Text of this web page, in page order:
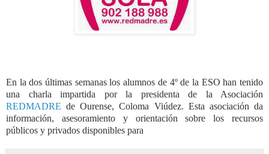
En la dos últimas semanas los alumnos de 4º de la ESO han tenido
una charla impartida por la presidenta de la Asociación
REDMADRE de Ourense, Coloma Viúdez. Esta asociación da
información, asesoramiento y orientación sobre los recursos
públicos y privados disponibles para